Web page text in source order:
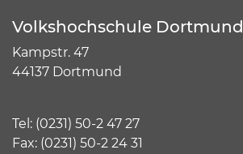
Volkshochschule Dortmund
Kampstr. 47
44137 Dortmund
Tel: (0231) 50-2 47 27
Fax: (0231) 50-2 24 31